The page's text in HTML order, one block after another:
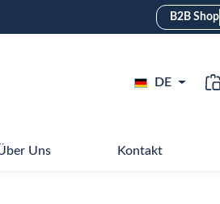
B2B Shop
DE
Uns Kontakt